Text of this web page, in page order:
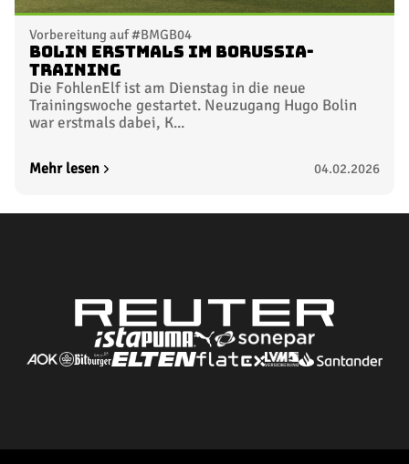
Vorbereitung auf #BMGB04
Bolin erstmals im Borussia-
Training
Die FohlenElf ist am Dienstag in die neue
Trainingswoche gestartet. Neuzugang Hugo Bolin
war erstmals dabei, K...
Mehr lesen 04.02.2026